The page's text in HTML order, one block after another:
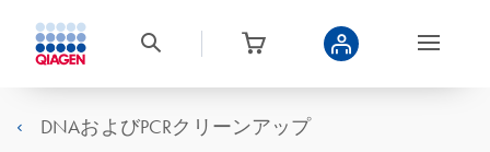
DNAおよびPCRクリーンアップ